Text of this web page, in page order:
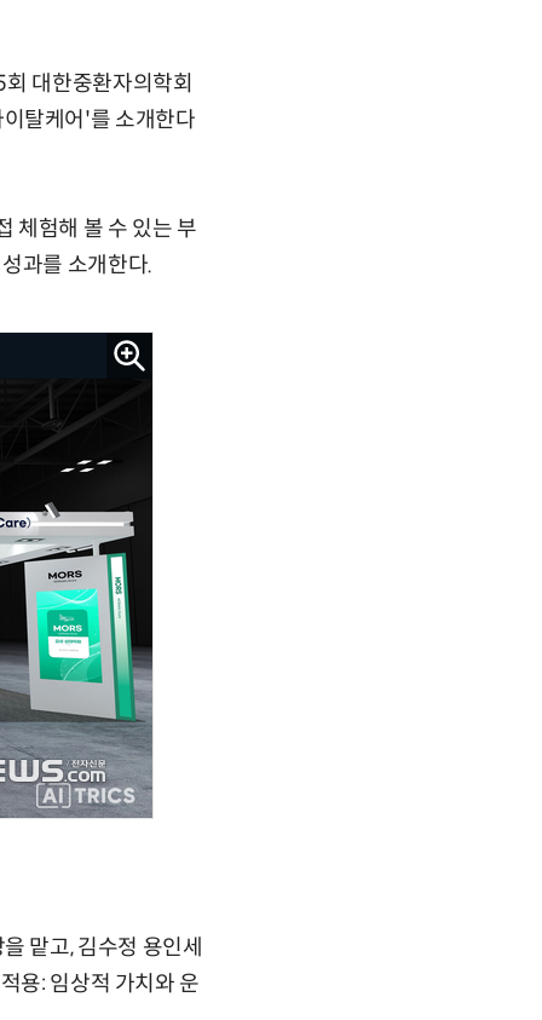
대한중환자의학회
탈케어'를 소개한다
체험해 볼 수 있는 부
과를 소개한다.
맡고, 김수정 용인세
용: 임상적 가치와 운